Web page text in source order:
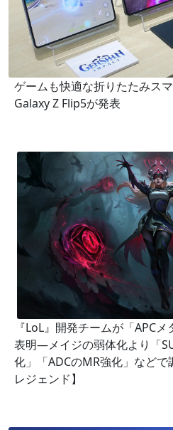
ゲームも快適な折りたたみス
Galaxy Z Flip5が発表
『LoL』開発チームが「APC
表明―メイジの弱体化より「
化」「ADCのMR強化」などで
レジェンド】